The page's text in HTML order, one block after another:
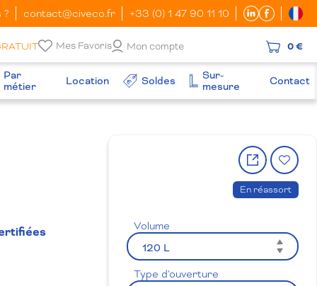
? contact@civeco.fr +33 (0) 1 47 90 11 10
Mes Favoris Mon compte 0 €
Par
métier
Location Soldes
Sur-
mesure
Contact
Partager
le
produit
à
la
En réassort
Volume
Type d'ouverture